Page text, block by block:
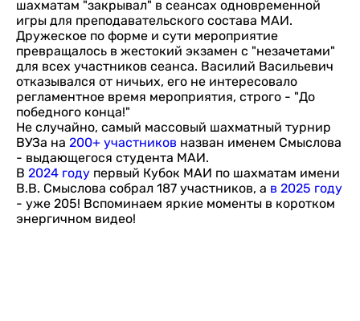
шахматам "закрывал" в сеансах одновременной
игры для преподавательского состава МАИ.
Дружеское по форме и сути мероприятие
превращалось в жестокий экзамен с "незачетами"
для всех участников сеанса. Василий Васильевич
отказывался от ничьих, его не интересовало
регламентное время мероприятия, строго - "До
победного конца!"
Не случайно, самый массовый шахматный турнир
ВУЗа на 200+ участников назван именем Смыслова
- выдающегося студента МАИ.
В 2024 году первый Кубок МАИ по шахматам имени
В.В. Смыслова собрал 187 участников, а в 2025 году
- уже 205! Вспоминаем яркие моменты в коротком
энергичном видео!